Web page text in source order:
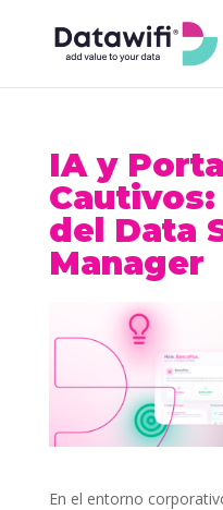
IA y
del Data
Manager
En el entorno